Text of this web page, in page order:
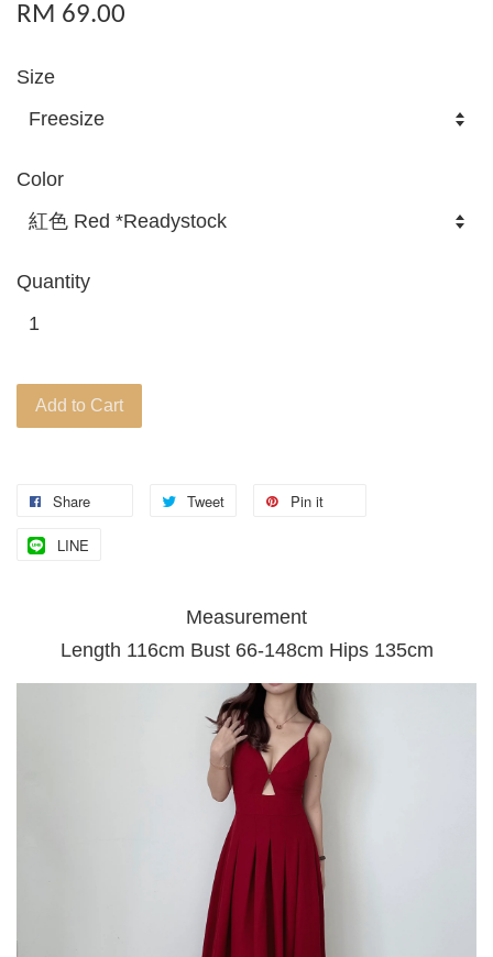
RM 69.00
Size
Color
Quantity
Add to Cart
Share Tweet Pin it
LINE
Measurement
Length 116cm Bust 66-148cm Hips 135cm